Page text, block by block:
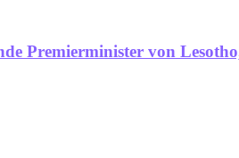
Premierminister von